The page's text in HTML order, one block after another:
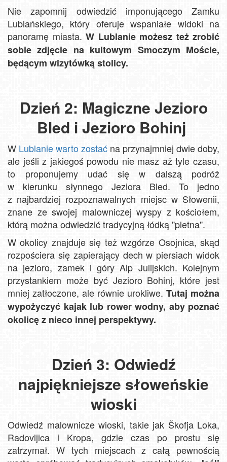
Nie zapomnij odwiedzić imponującego Zamku
Lublańskiego, który oferuje wspaniałe widoki na
panoramę miasta. W Lublanie możesz też zrobić
sobie zdjęcie na kultowym Smoczym Moście,
będącym wizytówką stolicy.
Dzień 2: Magiczne Jezioro
Bled i Jezioro Bohinj
W Lublanie warto zostać na przynajmniej dwie doby,
ale jeśli z jakiegoś powodu nie masz aż tyle czasu,
to proponujemy udać się w dalszą podróż
w kierunku słynnego Jeziora Bled. To jedno
z najbardziej rozpoznawalnych miejsc w Słowenii,
znane ze swojej malowniczej wyspy z kościołem,
którą można odwiedzić tradycyjną łódką "pletna".
W okolicy znajduje się też wzgórze Osojnica, skąd
rozpościera się zapierający dech w piersiach widok
na jezioro, zamek i góry Alp Julijskich. Kolejnym
przystankiem może być Jezioro Bohinj, które jest
mniej zatłoczone, ale równie urokliwe. Tutaj można
wypożyczyć kajak lub rower wodny, aby poznać
okolicę z nieco innej perspektywy.
Dzień 3: Odwiedź
najpiękniejsze słoweńskie
wioski
Odwiedź malownicze wioski, takie jak Škofja Loka,
Radovljica i Kropa, gdzie czas po prostu się
zatrzymał. W tych miejscach z całą pewnością